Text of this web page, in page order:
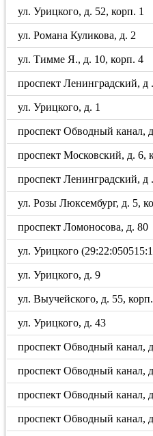
ул. Урицкого, д. 52, корп. 1
ул. Романа Куликова, д. 2
ул. Тимме Я., д. 10, корп. 4
проспект Ленинградский, д
ул. Урицкого, д. 1
проспект Обводный канал,
проспект Московский, д. 6,
проспект Ленинградский, д
ул. Розы Люксембург, д. 5,
проспект Ломоносова, д. 80
ул. Урицкого
ул. Урицкого, д. 9
ул. Выучейского, д. 55, корп.
ул. Урицкого, д. 43
проспект Обводный канал,
проспект Обводный канал,
проспект Обводный канал,
проспект Обводный канал,